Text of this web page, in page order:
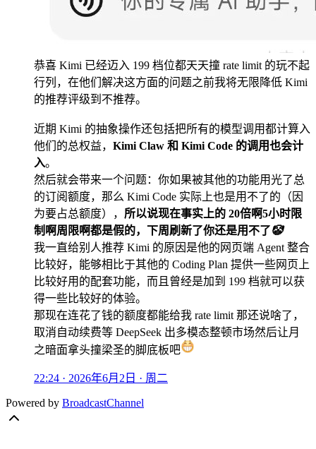
恭喜 Kimi 已经迈入 199 档位都天天撞 rate limit 的玩不起
行列，在他们解决这方面的问题之前我将无限降低 Kimi
的推荐评级到不推荐。
近期 Kimi 的抽象操作还包括把所有的模型调用都计算入
他们的总权益， Kimi Claw 和 Kimi Code 的调用也会计
入。
然后就会带来一个问题：你如果被其他的功能用光了总
的订阅额度，那么 Kimi Code 实际上也是用不了的（因
为要占总额度）， 所以说现在事实上的 20倍啊5小时限
制啊周限啊都是假的，下周刷新了你还是用不了🤡
我一直给别人推荐 Kimi 的原因是他的网页端 Agent 整合
比较好，能够相比于其他的 Coding Plan 提供一些网页上
比较好用的配套功能，而且曾经是加到 199 档就可以获
得一些比较好的体验。
那现在连花了钱的额度都能给我 rate limit 那还说啥了，
取消自动续费等 DeepSeek 出多模态整顿市场然后让月
之暗面拿头撞梁圣的脚底板吧
22:24 · 2026年6月2日 · 周二
Powered by BroadcastChannel